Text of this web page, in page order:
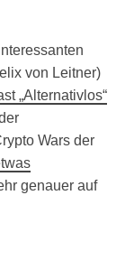
von Leitner)
„Alternativlos“
Wars der
genauer auf